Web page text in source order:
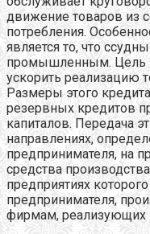
движение товаров из
потребления.
является то, что
промышленным. Цель
ускорить реализацию
Размеры этого
резервных кредитов
капиталов. Передача
направлениях,
предпринимателя, на
средства
предприятиях
предпринимателя,
фирмам, реализующих